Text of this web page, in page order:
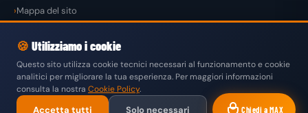
Mappa del sito
© 2026 GuconShopdi Guglielmo Conte — Tutti i diritti riservati.
VISA MASTERCARD PAYPAL KLARNA SATISPAY
Chiedi a MAX
🍪 Utilizziamo i cookie
Questo sito utilizza cookie tecnici necessari al funzionamento e cookie
analitici per migliorare la tua esperienza. Per maggiori informazioni
consulta la nostra Cookie Policy.
Accetta tutti Solo necessari